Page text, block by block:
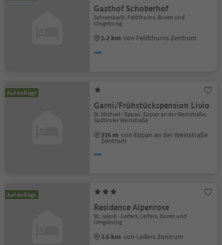
Gasthof Schoberhof
Schrambach, Feldthurns, Brixen und
Umgebung
1.2 km von Feldthurns Zentrum
Auf Anfrage
Garni/Frühstückspension Livio
St. Michael - Eppan, Eppan an der Weinstraße,
Südtiroler Weinstraße
316 m von Eppan an der Weinstraße
Zentrum
Auf Anfrage
Residence Alpenrose
St. Jakob - Leifers, Leifers, Bozen und
Umgebung
3.6 km von Leifers Zentrum